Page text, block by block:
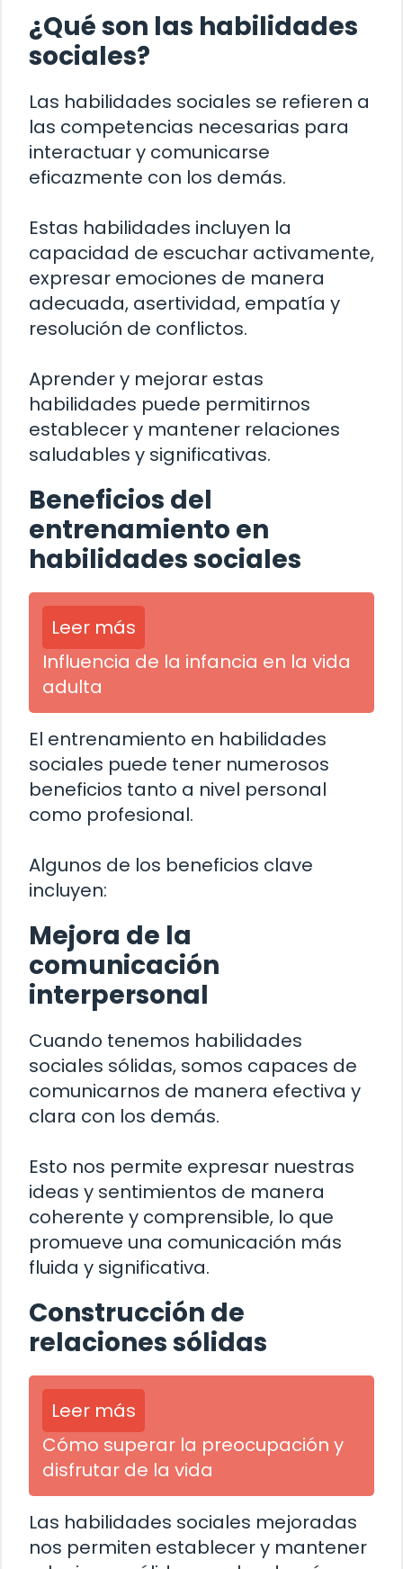
¿Qué son las habilidades
sociales?
Las habilidades sociales se refieren a
las competencias necesarias para
interactuar y comunicarse
eficazmente con los demás.
Estas habilidades incluyen la
capacidad de escuchar activamente,
expresar emociones de manera
adecuada, asertividad, empatía y
resolución de conflictos.
Aprender y mejorar estas
habilidades puede permitirnos
establecer y mantener relaciones
saludables y significativas.
Beneficios del
entrenamiento en
habilidades sociales
Leer más
Influencia de la infancia en la vida
adulta
El entrenamiento en habilidades
sociales puede tener numerosos
beneficios tanto a nivel personal
como profesional.
Algunos de los beneficios clave
incluyen:
Mejora de la
comunicación
interpersonal
Cuando tenemos habilidades
sociales sólidas, somos capaces de
comunicarnos de manera efectiva y
clara con los demás.
Esto nos permite expresar nuestras
ideas y sentimientos de manera
coherente y comprensible, lo que
promueve una comunicación más
fluida y significativa.
Construcción de
relaciones sólidas
Leer más
Cómo superar la preocupación y
disfrutar de la vida
Las habilidades sociales mejoradas
nos permiten establecer y mantener